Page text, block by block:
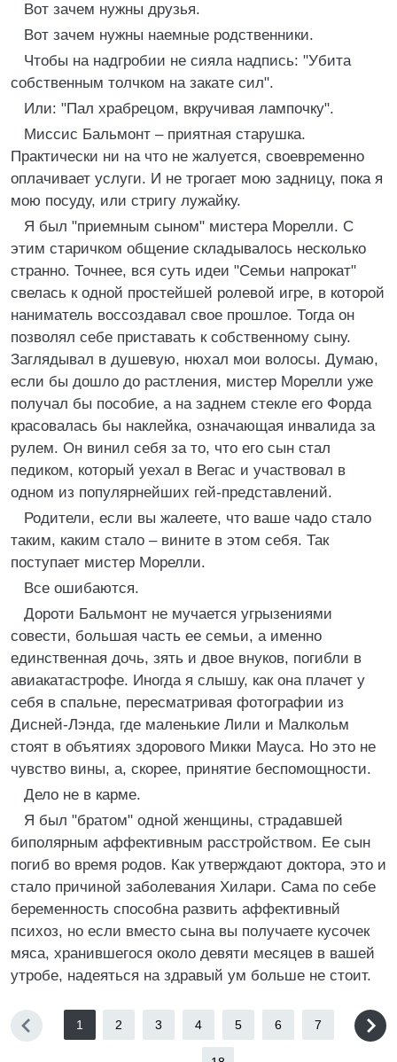
Вот зачем нужны друзья.
Вот зачем нужны наемные родственники.
Чтобы на надгробии не сияла надпись: "Убита
собственным толчком на закате сил".
Или: "Пал храбрецом, вкручивая лампочку".
Миссис Бальмонт – приятная старушка.
Практически ни на что не жалуется, своевременно
оплачивает услуги. И не трогает мою задницу, пока я
мою посуду, или стригу лужайку.
Я был "приемным сыном" мистера Морелли. С
этим старичком общение складывалось несколько
странно. Точнее, вся суть идеи "Семьи напрокат"
свелась к одной простейшей ролевой игре, в которой
наниматель воссоздавал свое прошлое. Тогда он
позволял себе приставать к собственному сыну.
Заглядывал в душевую, нюхал мои волосы. Думаю,
если бы дошло до растления, мистер Морелли уже
получал бы пособие, а на заднем стекле его Форда
красовалась бы наклейка, означающая инвалида за
рулем. Он винил себя за то, что его сын стал
педиком, который уехал в Вегас и участвовал в
одном из популярнейших гей-представлений.
Родители, если вы жалеете, что ваше чадо стало
таким, каким стало – вините в этом себя. Так
поступает мистер Морелли.
Все ошибаются.
Дороти Бальмонт не мучается угрызениями
совести, большая часть ее семьи, а именно
единственная дочь, зять и двое внуков, погибли в
авиакатастрофе. Иногда я слышу, как она плачет у
себя в спальне, пересматривая фотографии из
Дисней-Лэнда, где маленькие Лили и Малкольм
стоят в объятиях здорового Микки Мауса. Но это не
чувство вины, а, скорее, принятие беспомощности.
Дело не в карме.
Я был "братом" одной женщины, страдавшей
биполярным аффективным расстройством. Ее сын
погиб во время родов. Как утверждают доктора, это и
стало причиной заболевания Хилари. Сама по себе
беременность способна развить аффективный
психоз, но если вместо сына вы получаете кусочек
мяса, хранившегося около девяти месяцев в вашей
утробе, надеяться на здравый ум больше не стоит.
1 2 3 4 5 6 7